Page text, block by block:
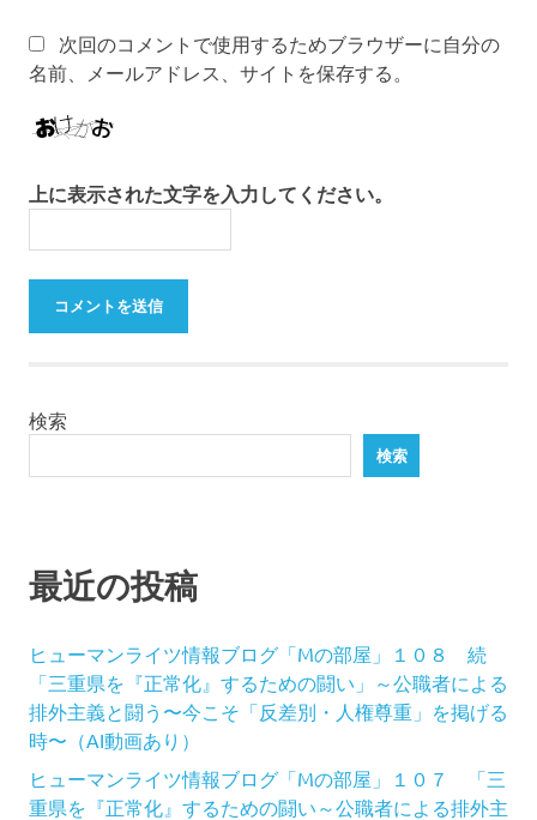
次回のコメントで使用するためブラウザーに自分の
名前、メールアドレス、サイトを保存する。
上に表示された文字を入力してください。
検索
検索
最近の投稿
ヒューマンライツ情報ブログ「Mの部屋」１０８ 続
「三重県を『正常化』するための闘い」～公職者による
排外主義と闘う〜今こそ「反差別・人権尊重」を掲げる
時〜（AI動画あり）
ヒューマンライツ情報ブログ「Mの部屋」１０７ 「三
重県を『正常化』するための闘い～公職者による排外主